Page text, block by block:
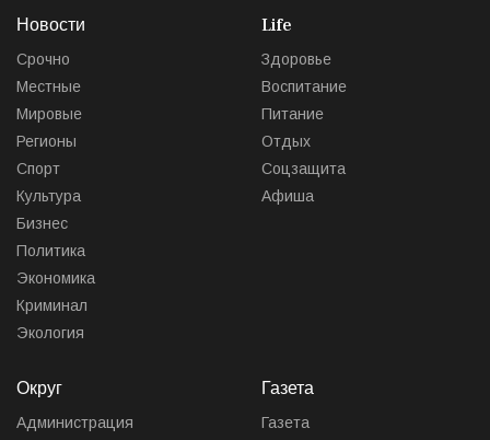
Новости
Срочно
Местные
Мировые
Регионы
Спорт
Культура
Бизнес
Политика
Экономика
Криминал
Экология
Life
Здоровье
Воспитание
Питание
Отдых
Соцзащита
Афиша
Округ
Администрация
Газета
Газета